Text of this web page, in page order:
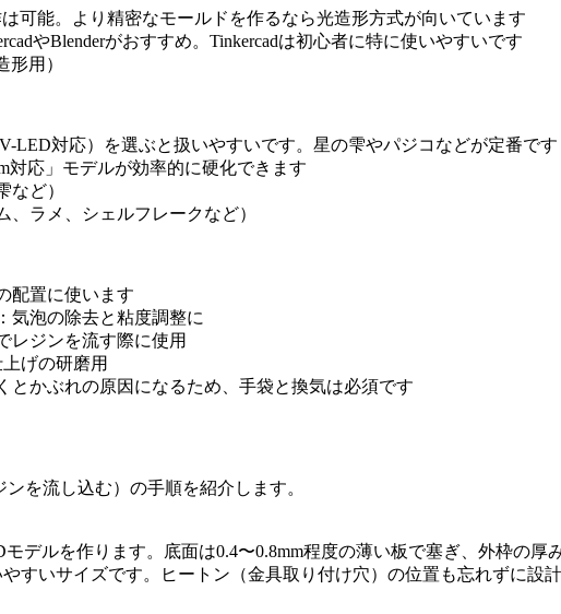
可能。より精密なモールドを作るなら光造形方式が向いています
やBlenderがおすすめ。Tinkercadは初心者に特に使いやすいです
用）
LED対応）を選ぶと扱いやすいです。星の雫やパジコなどが定番です
対応」モデルが効率的に硬化できます
など）
ラメ、シェルフレークなど）
配置に使います
気泡の除去と粘度調整に
レジンを流す際に使用
げの研磨用
とかぶれの原因になるため、手袋と換気は必須です
を流し込む）の手順を紹介します。
デルを作ります。底面は0.4〜0.8mm程度の薄い板で塞ぎ、外枠の
すいサイズです。ヒートン（金具取り付け穴）の位置も忘れずに設計